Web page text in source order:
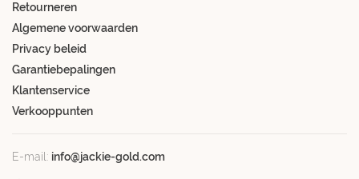
Retourneren
Algemene voorwaarden
Privacy beleid
Garantiebepalingen
Klantenservice
Verkooppunten
E-mail: info@jackie-gold.com